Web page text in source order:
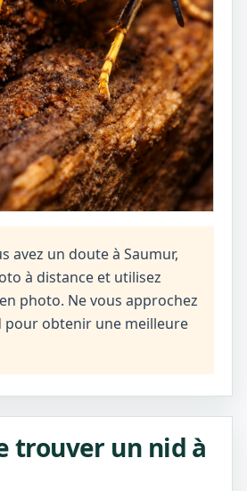
avez un doute à Saumur,
à distance et utilisez
photo. Ne vous approchez
pour obtenir une meilleure
trouver un nid à